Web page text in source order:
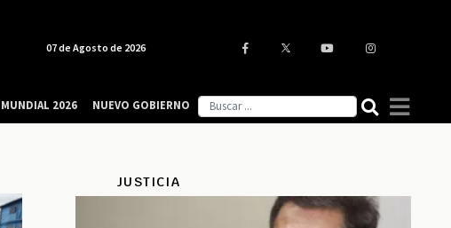
JUSTICIA
07 de Agosto de 2026
MUNDIAL 2026 NUEVO GOBIERNO